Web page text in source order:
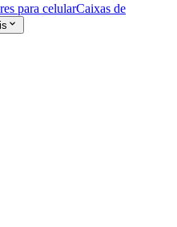
para celularCaixas de